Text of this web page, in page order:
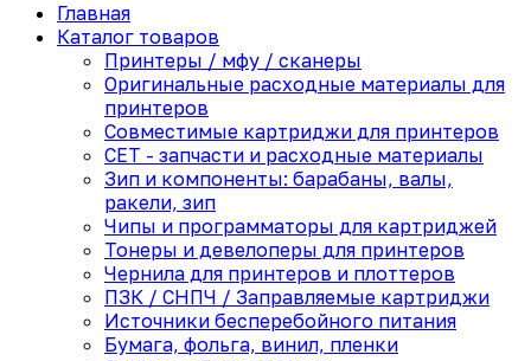
Главная
Каталог товаров
Принтеры / мфу / сканеры
Оригинальные расходные материалы для
принтеров
Совместимые картриджи для принтеров
CET - запчасти и расходные материалы
Зип и компоненты: барабаны, валы,
ракели, зип
Чипы и программаторы для картриджей
Тонеры и девелоперы для принтеров
Чернила для принтеров и плоттеров
ПЗК / СНПЧ / Заправляемые картриджи
Источники бесперебойного питания
Бумага, фольга, винил, пленки